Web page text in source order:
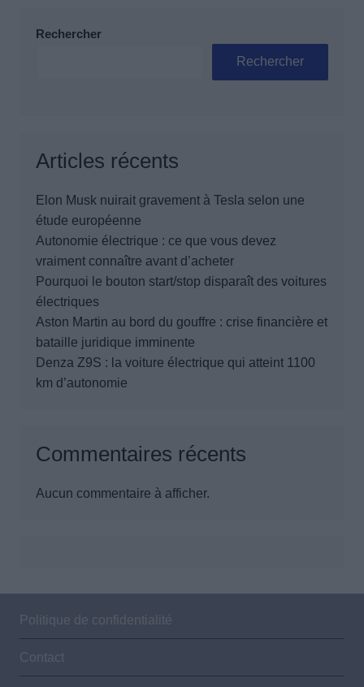
Rechercher
Rechercher
Articles récents
Elon Musk nuirait gravement à Tesla selon une
étude européenne
Autonomie électrique : ce que vous devez
vraiment connaître avant d’acheter
Pourquoi le bouton start/stop disparaît des voitures
électriques
Aston Martin au bord du gouffre : crise financière et
bataille juridique imminente
Denza Z9S : la voiture électrique qui atteint 1100
km d’autonomie
Commentaires récents
Aucun commentaire à afficher.
Politique de confidentialité
Contact